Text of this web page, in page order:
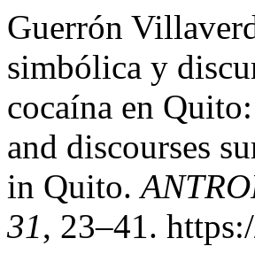
Guerrón
simbólica y
cocaína en
and discourses
in Quito.
31, 23–41.